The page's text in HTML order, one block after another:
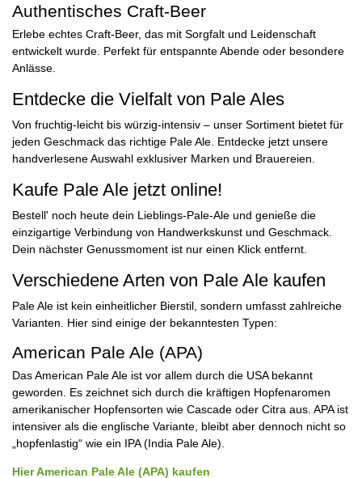
Authentisches Craft-Beer
Erlebe echtes Craft-Beer, das mit Sorgfalt und Leidenschaft
entwickelt wurde. Perfekt für entspannte Abende oder besondere
Anlässe.
Entdecke die Vielfalt von Pale Ales
Von fruchtig-leicht bis würzig-intensiv – unser Sortiment bietet für
jeden Geschmack das richtige Pale Ale. Entdecke jetzt unsere
handverlesene Auswahl exklusiver Marken und Brauereien.
Kaufe Pale Ale jetzt online!
Bestell' noch heute dein Lieblings-Pale-Ale und genieße die
einzigartige Verbindung von Handwerkskunst und Geschmack.
Dein nächster Genussmoment ist nur einen Klick entfernt.
Verschiedene Arten von Pale Ale kaufen
Pale Ale ist kein einheitlicher Bierstil, sondern umfasst zahlreiche
Varianten. Hier sind einige der bekanntesten Typen:
American Pale Ale (APA)
Das American Pale Ale ist vor allem durch die USA bekannt
geworden. Es zeichnet sich durch die kräftigen Hopfenaromen
amerikanischer Hopfensorten wie Cascade oder Citra aus. APA ist
intensiver als die englische Variante, bleibt aber dennoch nicht so
„hopfenlastig“ wie ein IPA (India Pale Ale).
Hier American Pale Ale (APA) kaufen